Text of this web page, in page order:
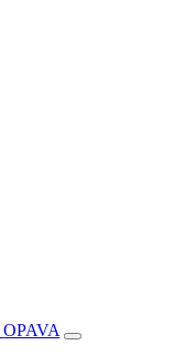
OPAVA